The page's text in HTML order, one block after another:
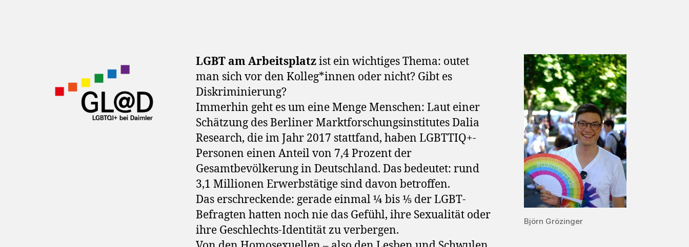
Björn Grözinger
LGBT am Arbeitsplatzist ein wichtiges Thema: outet
man sich vor den Kolleg*innen oder nicht? Gibt es
Diskriminierung?
Immerhin geht es um eine Menge Menschen: Laut einer
Schätzung des Berliner Marktforschungsinstitutes Dalia
Research, die im Jahr 2017 stattfand, haben LGBTTIQ+-
Personen einen Anteil von 7,4 Prozent der
Gesamtbevölkerung in Deutschland. Das bedeutet: rund
3,1 Millionen Erwerbstätige sind davon betroffen.
Das erschreckende: gerade einmal ¼ bis ⅕ der LGBT-
Befragten hatten noch nie das Gefühl, ihre Sexualität oder
ihre Geschlechts-Identität zu verbergen.